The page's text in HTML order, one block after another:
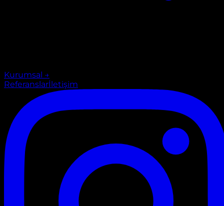
Kurumsal →
Referanslarİletişim